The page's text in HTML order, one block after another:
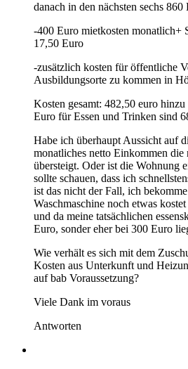
danach in den nächsten sechs 860
-400 Euro mietkosten monatlich+
17,50 Euro
-zusätzlich kosten für öffentliche
Ausbildungsorte zu kommen in
Kosten gesamt: 482,50 euro
Euro für Essen und Trinken sind
Habe ich überhaupt Aussicht auf
monatliches netto Einkommen
übersteigt. Oder ist die Wohnung
sollte schauen, dass ich
ist das nicht der Fall, ich
Waschmaschine noch etwas
und da meine tatsächlichen
Euro, sonder eher bei 300 Euro
Wie verhält es sich mit dem
Kosten aus Unterkunft und
auf bab Voraussetzung?
Viele Dank im voraus
Antworten